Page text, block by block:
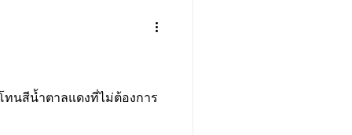
ทนสีน้ำตาลแดงที่ไม่ต้องการ